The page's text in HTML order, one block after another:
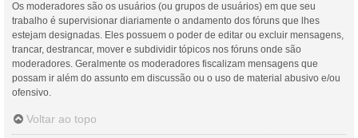
Os moderadores são os usuários (ou grupos de usuários) em que seu
trabalho é supervisionar diariamente o andamento dos fóruns que lhes
estejam designadas. Eles possuem o poder de editar ou excluir mensagens,
trancar, destrancar, mover e subdividir tópicos nos fóruns onde são
moderadores. Geralmente os moderadores fiscalizam mensagens que
possam ir além do assunto em discussão ou o uso de material abusivo e/ou
ofensivo.
Voltar ao topo